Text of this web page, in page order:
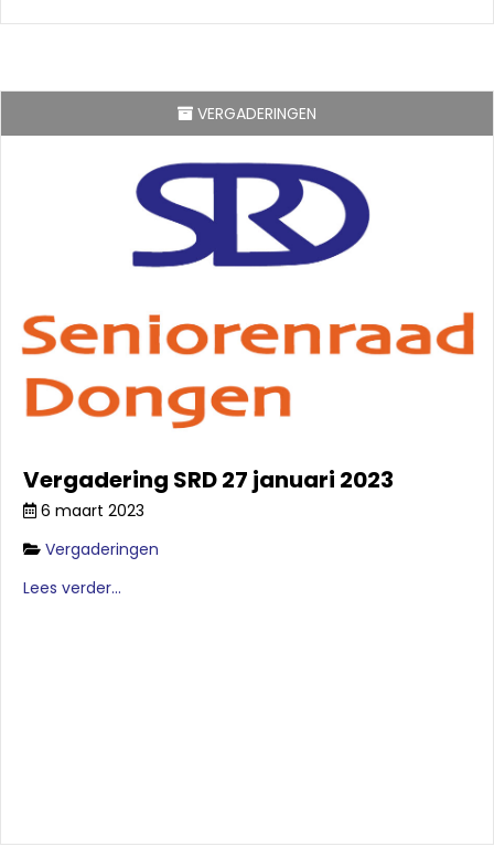
VERGADERINGEN
Vergadering SRD 27 januari 2023
6 maart 2023
Vergaderingen
Lees verder...